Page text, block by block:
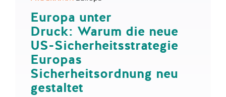
Europa unter
Druck: Warum die neue
US-Sicherheitsstrategie
Europas
Sicherheitsordnung neu
gestaltet